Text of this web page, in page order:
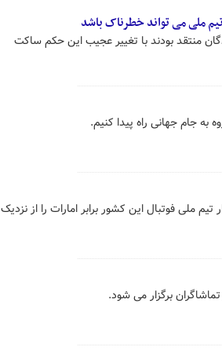
ملی می تواند خطرناک باشد
منتقد بودند با تغییر عجیب این حکم ساکت
جام جهانی راه پیدا کنیم.
ملی فوتبال این کشور برابر امارات را از نزدیک